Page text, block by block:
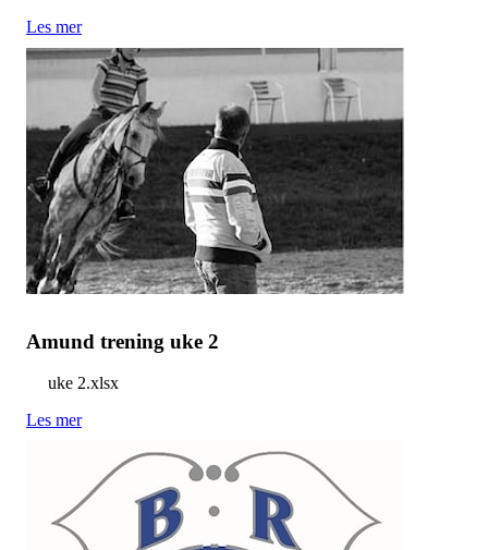
Les mer
Amund trening uke 2
uke 2.xlsx
Les mer